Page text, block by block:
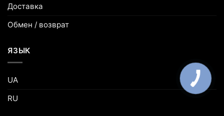
Доставка
Обмен / возврат
ЯЗЫК
UA
RU